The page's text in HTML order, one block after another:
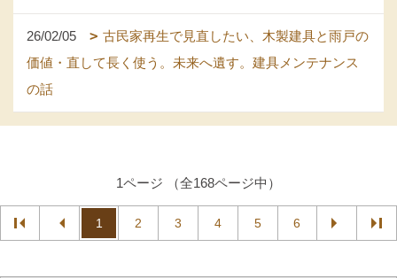
26/02/05
古民家再生で見直したい、木製建具と雨戸の
価値・直して長く使う。未来へ遺す。建具メンテナンス
の話
1ページ （全168ページ中）
1 2 3 4 5 6